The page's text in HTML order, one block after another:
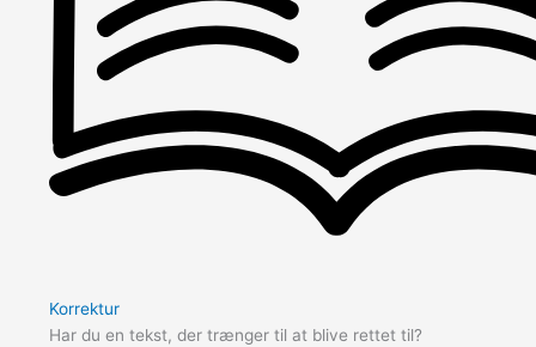
Korrektur
Har du en tekst, der trænger til at blive rettet til?